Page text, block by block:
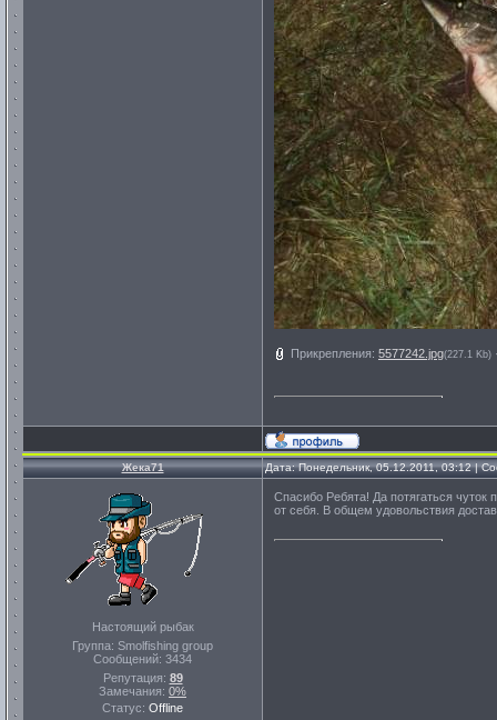
Прикрепления: 5577242.jpg(227.1 Kb)
Жека71 Дата: Понедельник, 05.12.2011, 03:12 |
Настоящий рыбак
Группа: Smolfishing group
Сообщений: 3434
Репутация: 89
Замечания: 0%
Статус: Offline
Спасибо Ребята! Да потягаться чуток
от себя. В общем удовольствия